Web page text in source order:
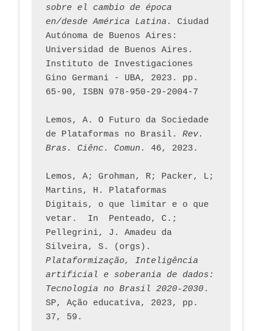
sobre el cambio de época
en/desde América Latina.
Ciudad
Autónoma de Buenos Aires:
Universidad de Buenos Aires.
Instituto de Investigaciones
Gino Germani - UBA, 2023. pp.
65-90, ISBN 978-950-29-2004-7
Lemos, A. O Futuro da Sociedade
de Plataformas no Brasil. Rev.
Bras. Ciênc. Comun.
Lemos, A; Grohman, R; Packer, L;
Martins, H. Plataformas
Digitais, o que limitar e o que
vetar.  In  Penteado, C.;
Pellegrini, J. Amadeu da
Plataformização, Inteligência
artificial e soberania de dados:
Tecnologia no Brasil 2020-2030.
SP, Ação educativa, 2023, pp.
37, 59.